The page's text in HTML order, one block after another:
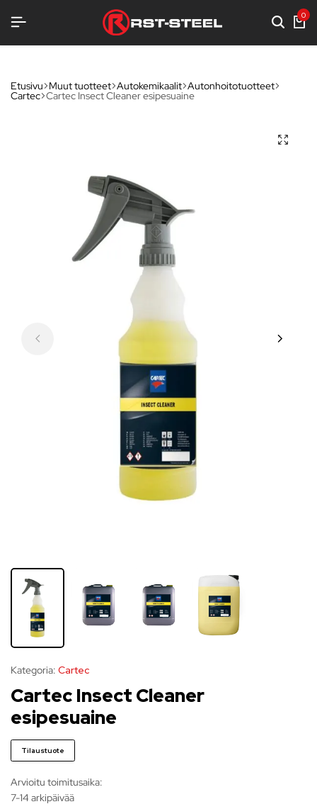
0
Etusivu Muut tuotteet Autokemikaalit Autonhoitotuotteet
Cartec Cartec Insect Cleaner esipesuaine
Kategoria: Cartec
Cartec Insect Cleaner
esipesuaine
Tilaustuote
Arvioitu toimitusaika:
7-14 arkipäivää